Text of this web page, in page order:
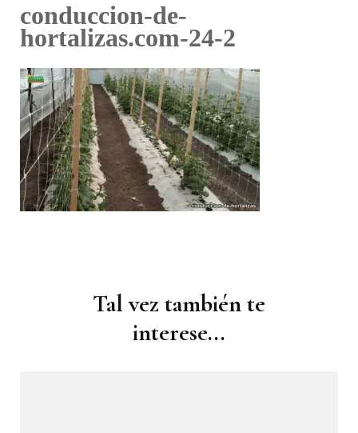
conduccion-de-
hortalizas.com-24-2
publicacionesTal vez también te
interese...